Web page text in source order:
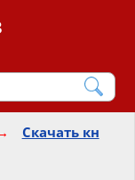
Скачать кн